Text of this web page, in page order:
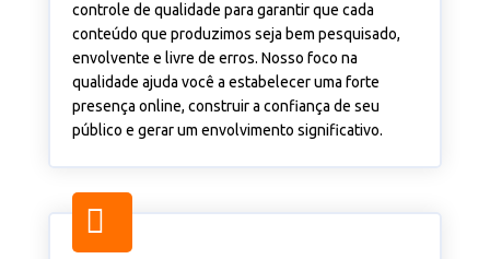
controle de qualidade para garantir que cada
conteúdo que produzimos seja bem pesquisado,
envolvente e livre de erros. Nosso foco na
qualidade ajuda você a estabelecer uma forte
presença online, construir a confiança de seu
público e gerar um envolvimento significativo.